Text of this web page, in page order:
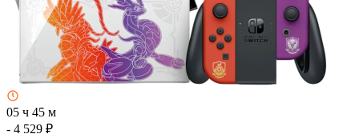
05 ч 45 м
- 4 529 ₽